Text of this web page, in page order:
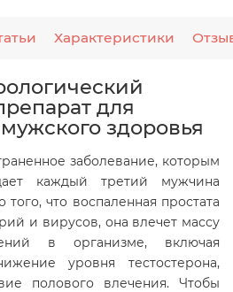
Характеристики
для
здоровья
заболевание, которым
каждый третий мужчина
что воспаленная простата
и вирусов, она влечет массу
в организме, включая
уровня тестостерона,
полового влечения. Чтобы